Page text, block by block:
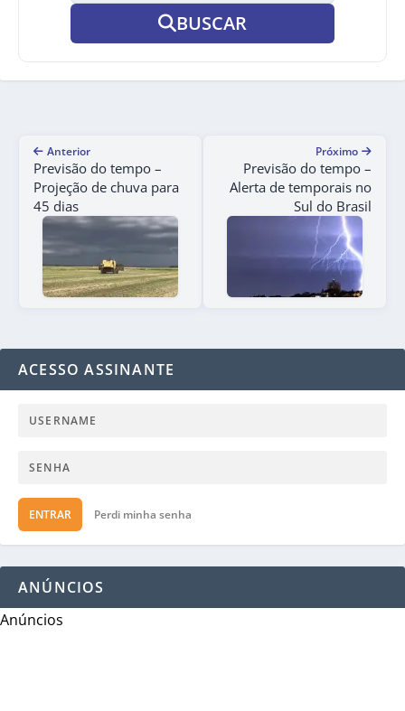
BUSCAR
Anterior
Previsão do tempo –
Projeção de chuva para
45 dias
Próximo
Previsão do tempo –
Alerta de temporais no
Sul do Brasil
ACESSO ASSINANTE
ENTRAR Perdi minha senha
ANÚNCIOS
Anúncios